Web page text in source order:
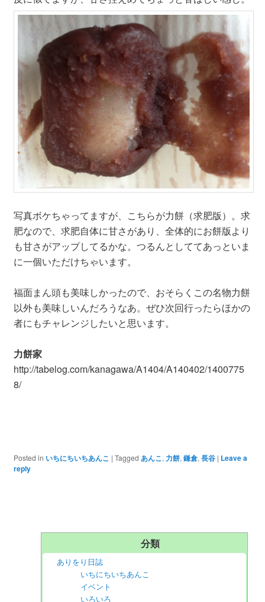
写真ボケちゃってますが、こちらが力餅（求肥版）。求
肥なので、求肥自体に甘さがあり、全体的にお餅版より
も甘さがアップしてるかな。つるんとしててあっといま
に一個いただけちゃいます。
福面まん頭も美味しかったので、おそらくこの名物力餅
以外も美味しいんだろうなあ。ぜひ次回行ったらほかの
者にもチャレンジしたいと思います。
力餅家
http://tabelog.com/kanagawa/A1404/A140402/1400775
8/
Posted in いちにちいちあんこ | Tagged あんこ, 力餅,鎌倉,長谷 | Leave a
reply
分類
ありをり日誌
いちにちいちあんこ
イベント
いろいろ